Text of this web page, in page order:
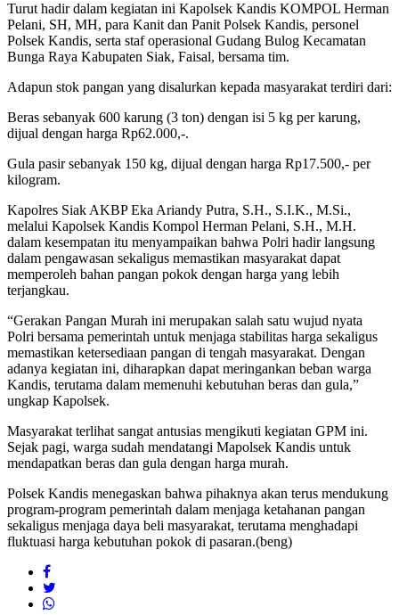
Turut hadir dalam kegiatan ini Kapolsek Kandis KOMPOL Herman
Pelani, SH, MH, para Kanit dan Panit Polsek Kandis, personel
Polsek Kandis, serta staf operasional Gudang Bulog Kecamatan
Bunga Raya Kabupaten Siak, Faisal, bersama tim.
Adapun stok pangan yang disalurkan kepada masyarakat terdiri dari:
Beras sebanyak 600 karung (3 ton) dengan isi 5 kg per karung,
dijual dengan harga Rp62.000,-.
Gula pasir sebanyak 150 kg, dijual dengan harga Rp17.500,- per
kilogram.
Kapolres Siak AKBP Eka Ariandy Putra, S.H., S.I.K., M.Si.,
melalui Kapolsek Kandis Kompol Herman Pelani, S.H., M.H.
dalam kesempatan itu menyampaikan bahwa Polri hadir langsung
dalam pengawasan sekaligus memastikan masyarakat dapat
memperoleh bahan pangan pokok dengan harga yang lebih
terjangkau.
“Gerakan Pangan Murah ini merupakan salah satu wujud nyata
Polri bersama pemerintah untuk menjaga stabilitas harga sekaligus
memastikan ketersediaan pangan di tengah masyarakat. Dengan
adanya kegiatan ini, diharapkan dapat meringankan beban warga
Kandis, terutama dalam memenuhi kebutuhan beras dan gula,”
ungkap Kapolsek.
Masyarakat terlihat sangat antusias mengikuti kegiatan GPM ini.
Sejak pagi, warga sudah mendatangi Mapolsek Kandis untuk
mendapatkan beras dan gula dengan harga murah.
Polsek Kandis menegaskan bahwa pihaknya akan terus mendukung
program-program pemerintah dalam menjaga ketahanan pangan
sekaligus menjaga daya beli masyarakat, terutama menghadapi
fluktuasi harga kebutuhan pokok di pasaran.(beng)